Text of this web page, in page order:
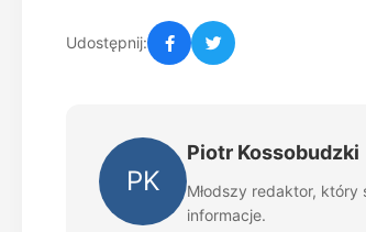
Udostępnij:
PK
Piotr Kossobudzki
Młodszy redaktor,
informacje.